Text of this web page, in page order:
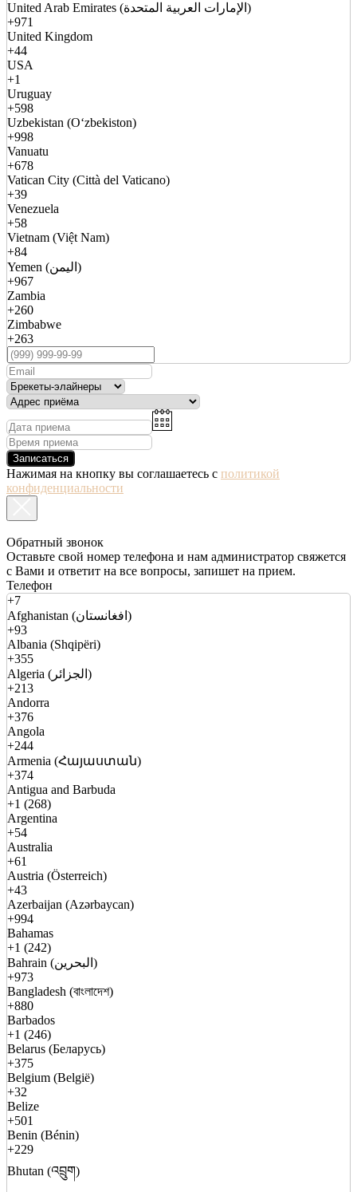
United Arab Emirates (الإمارات العربية المتحدة)
+971
United Kingdom
+44
USA
+1
Uruguay
+598
Uzbekistan (Oʻzbekiston)
+998
Vanuatu
+678
Vatican City (Città del Vaticano)
+39
Venezuela
+58
Vietnam (Việt Nam)
+84
Yemen (اليمن)
+967
Zambia
+260
Zimbabwe
+263
Записаться
Нажимая на кнопку вы соглашаетесь с политикой
конфиденциальности
Обратный звонок
Оставьте свой номер телефона и нам администратор свяжется
с Вами и ответит на все вопросы, запишет на прием.
Телефон
+7
Afghanistan (افغانستان)
+93
Albania (Shqipëri)
+355
Algeria (الجزائر)
+213
Andorra
+376
Angola
+244
Armenia (Հայաստան)
+374
Antigua and Barbuda
+1 (268)
Argentina
+54
Australia
+61
Austria (Österreich)
+43
Azerbaijan (Azərbaycan)
+994
Bahamas
+1 (242)
Bahrain (البحرين)
+973
Bangladesh (বাংলাদেশ)
+880
Barbados
+1 (246)
Belarus (Беларусь)
+375
Belgium (België)
+32
Belize
+501
Benin (Bénin)
+229
Bhutan (འབྲུག)